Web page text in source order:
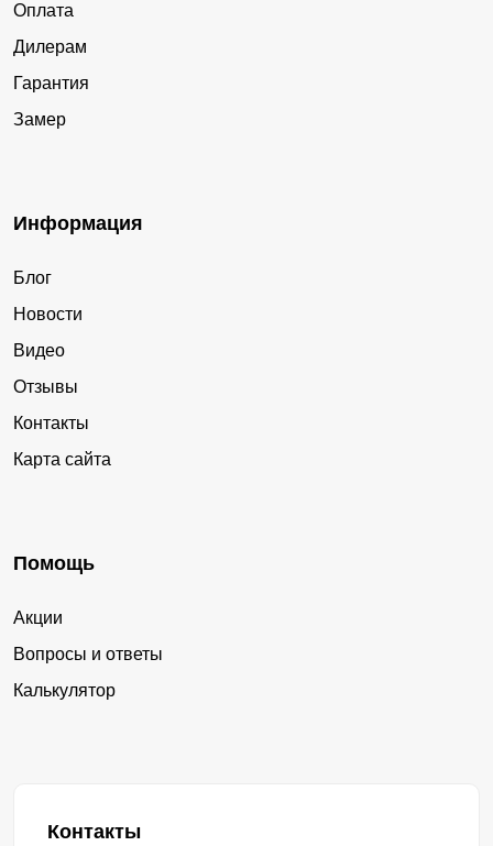
Оплата
Дилерам
Гарантия
Замер
Информация
Блог
Новости
Видео
Отзывы
Контакты
Карта сайта
Помощь
Акции
Вопросы и ответы
Калькулятор
Контакты